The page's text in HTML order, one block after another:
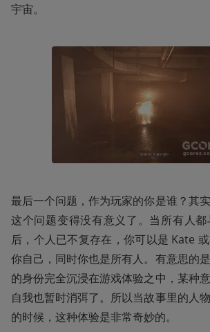
宇宙。
最后一个问题，作为玩家的你是谁？其
这个问题变得没有意义了。当所有人
后，个人已不复存在，你可以是 Kate
你自己，同时你也是所有人。有意思的
的身份完全沉浸在游戏体验之中，某种
自我也暂时消弭了。所以当故事里的人
的时候，这种体验是非常奇妙的。